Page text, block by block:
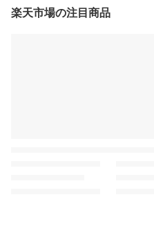
楽天市場の注目商品